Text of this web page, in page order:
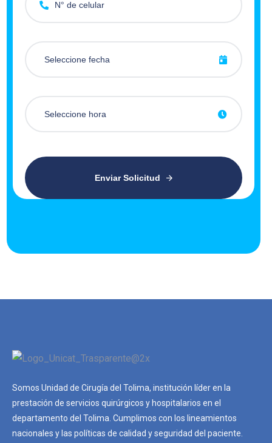
Enviar Solicitud
Somos Unidad de Cirugía del Tolima, institución líder en la
prestación de servicios quirúrgicos y hospitalarios en el
departamento del Tolima. Cumplimos con los lineamientos
nacionales y las políticas de calidad y seguridad del paciente.